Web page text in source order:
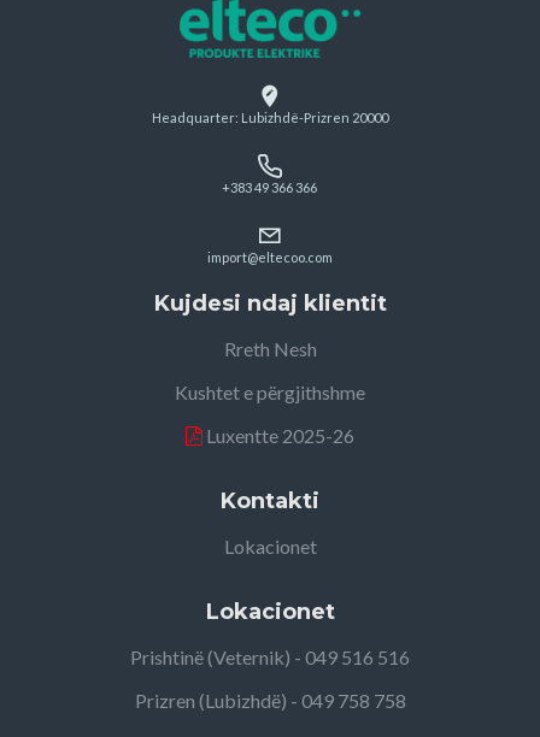
Headquarter: Lubizhdë-Prizren 20000
+383 49 366 366
import@eltecoo.com
Kujdesi ndaj klientit
Rreth Nesh
Kushtet e përgjithshme
Luxentte 2025-26
Kontakti
Lokacionet
Lokacionet
Prishtinë (Veternik) - 049 516 516
Prizren (Lubizhdë) - 049 758 758